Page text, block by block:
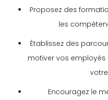
Proposez des
les
Établissez des
motiver vos employés
Encouragez le